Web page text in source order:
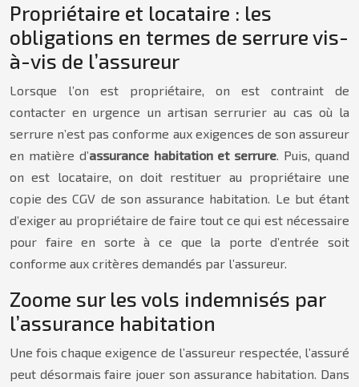
Propriétaire et locataire : les
obligations en termes de serrure vis-
à-vis de l’assureur
Lorsque l’on est propriétaire, on est contraint de
contacter en urgence un artisan serrurier au cas où la
serrure n’est pas conforme aux exigences de son assureur
en matière d’assurance habitation et serrure. Puis, quand
on est locataire, on doit restituer au propriétaire une
copie des CGV de son assurance habitation. Le but étant
d’exiger au propriétaire de faire tout ce qui est nécessaire
pour faire en sorte à ce que la porte d’entrée soit
conforme aux critères demandés par l’assureur.
Zoome sur les vols indemnisés par
l’assurance habitation
Une fois chaque exigence de l’assureur respectée, l’assuré
peut désormais faire jouer son assurance habitation. Dans